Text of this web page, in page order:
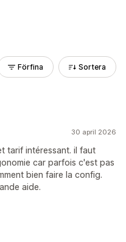
Förfina Sortera
30 april 2026
tarif intéressant. il faut
car parfois c'est pas
bien faire la config.
aide.